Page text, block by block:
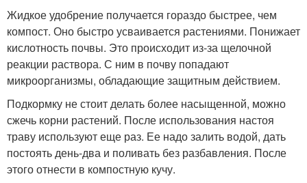
Жидкое удобрение получается гораздо быстрее, чем
компост. Оно быстро усваивается растениями. Понижает
кислотность почвы. Это происходит из-за щелочной
реакции раствора. С ним в почву попадают
микроорганизмы, обладающие защитным действием.
Подкормку не стоит делать более насыщенной, можно
сжечь корни растений. После использования настоя
траву используют еще раз. Ее надо залить водой, дать
постоять день-два и поливать без разбавления. После
этого отнести в компостную кучу.